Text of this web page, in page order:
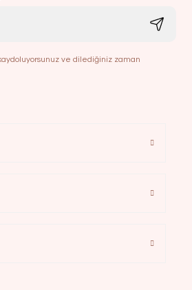
ve dilediğiniz zaman